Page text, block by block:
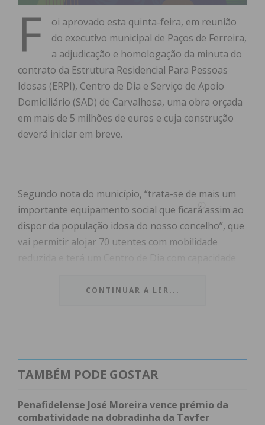
F
oi aprovado esta quinta-feira, em reunião
do executivo municipal de Paços de Ferreira,
a adjudicação e homologação da minuta do
contrato da Estrutura Residencial Para Pessoas
Idosas (ERPI), Centro de Dia e Serviço de Apoio
Domiciliário (SAD) de Carvalhosa, uma obra orçada
em mais de 5 milhões de euros e cuja construção
deverá iniciar em breve.
Segundo nota do município, “trata-se de mais um
importante equipamento social que ficará assim ao
dispor da população idosa do nosso concelho”, que
vai permitir alojar 70 utentes com mobilidade
estará disponível para cerca de 100 pessoas.
propostas de abertura de procedimento para os
Modelos, projetos financiados no âmbito do PRR e
que permitirá realizar um vasto e muito necessário
CONTINUAR A LER...
TAMBÉM PODE GOSTAR
Penafidelense José Moreira vence prémio da
combatividade na dobradinha da Tavfer